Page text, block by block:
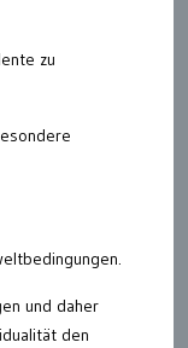
zu
und daher
den